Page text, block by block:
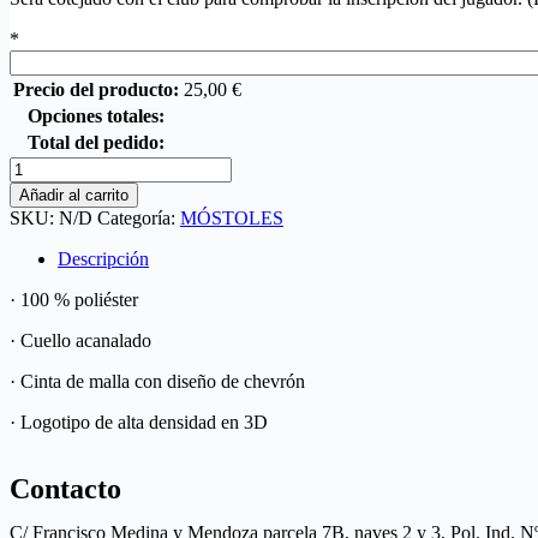
*
Precio del producto: 25,00 €
Opciones totales:
Total del pedido:
Añadir al carrito
SKU: N/D Categoría: MÓSTOLES
Descripción
· 100 % poliéster
· Cuello acanalado
· Cinta de malla con diseño de chevrón
· Logotipo de alta densidad en 3D
Contacto
C/ Francisco Medina y Mendoza parcela 7B, naves 2 y 3, Pol. Ind.